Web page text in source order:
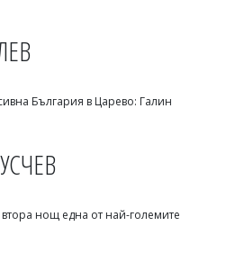
България в Царево: Галин
нощ една от най-големите